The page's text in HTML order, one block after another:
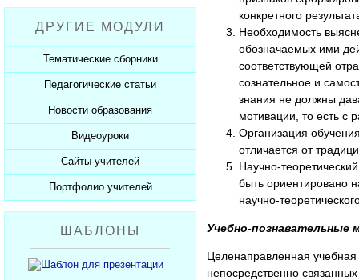
Пожарная безопасность
СанПиНы
Должностные обязанности
Планы, справки, протоколы
Презентации к Дню матери
Презентации к Новому году
Презентации к 23 февраля
Презентации к 8 марта
Презентации к Дню Победы
350 лет Петру I
Разработки учащихся
Софт для учителя
ДРУГИЕ МОДУЛИ
Тематические сборники
Сборники презентаций
Педагогические статьи
Каталог статей
Добавить статью
Новости образования
Новости образования
Видеоуроки
Видеоуроки ЕГЭ и ОГЭ
Сайты учителей
Каталог сайтов
Добавить сайт
Портфолио учителей
Каталог портфолио
Добавить портфолио
ШАБЛОНЫ
конкретного
Необходимость
обозначаемых ими
соответствующей
сознательное и
знания не должны
мотивации, то есть с
Организация
отличается от
Научно-
быть ориентировано
научно-
Учебно-познавательные
Целенаправленная учебная
непосредственно